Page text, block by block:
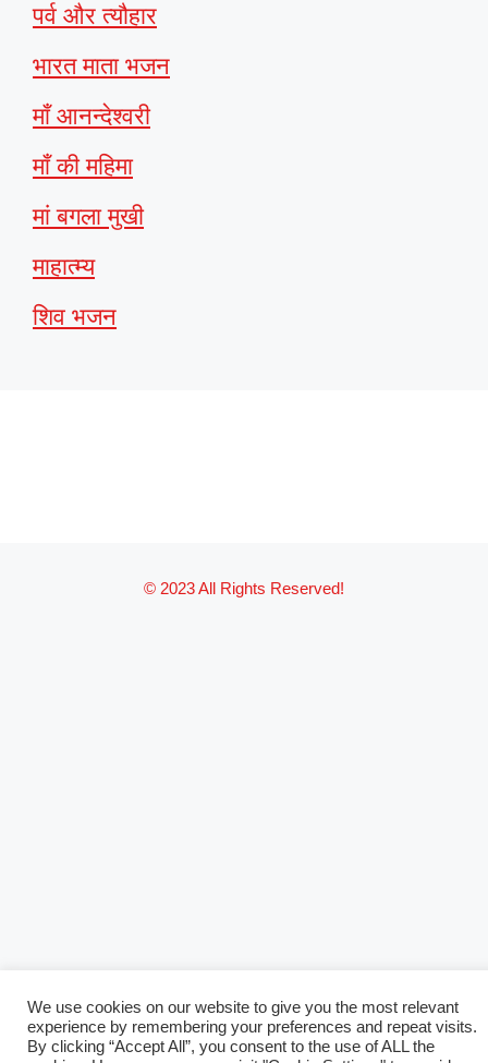
पर्व और त्यौहार
भारत माता भजन
माँ आनन्देश्वरी
माँ की महिमा
मां बगला मुखी
माहात्म्य
शिव भजन
© 2023 All Rights Reserved!
We use cookies on our website to give you the most relevant
experience by remembering your preferences and repeat visits.
By clicking “Accept All”, you consent to the use of ALL the